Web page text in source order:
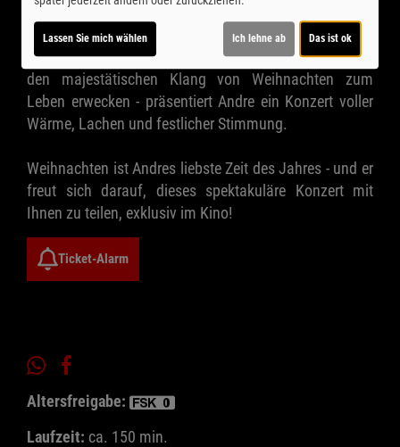
Gemeinsam mit seinem großartigen Johann Strauss
Orchester und besonderen Gästen - darunter die
sensationelle Emma Kok sowie über 400 Bläser, die
den majestätischen Klang von Weihnachten zum
Leben erwecken - präsentiert Andre ein Konzert voller
Wärme, Lachen und festlicher Stimmung.
Weihnachten ist Andres liebste Zeit des Jahres - und er
freut sich darauf, dieses spektakuläre Konzert mit
Ihnen zu teilen, exklusiv im Kino!
Ticket-Alarm
Altersfreigabe:
Laufzeit: ca. 150 min.
Lassen Sie mich wählen Ich lehne ab Das ist ok